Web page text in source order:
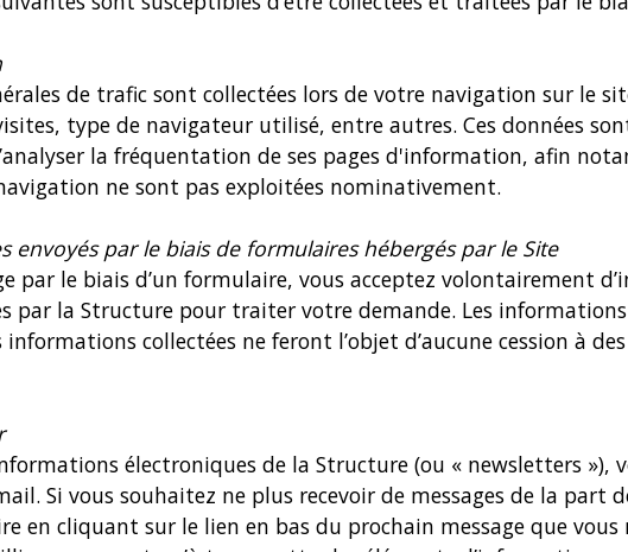
de trafic sont collectées lors de votre navigation sur le
type de navigateur utilisé, entre autres. Ces données
la fréquentation de ses pages d'information, afin
ne sont pas exploitées nominativement.
envoyés par le biais de formulaires hébergés par le Site
par le biais d’un formulaire, vous acceptez volontairement
par la Structure pour traiter votre demande. Les informations
collectées ne feront l’objet d’aucune cession à
électroniques de la Structure (ou « newsletters »),
Si vous souhaitez ne plus recevoir de messages de la
en cliquant sur le lien en bas du prochain message que vous